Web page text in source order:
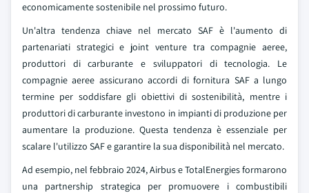
economicamente sostenibile nel prossimo futuro.
Un'altra tendenza chiave nel mercato SAF è l'aumento di
partenariati strategici e joint venture tra compagnie aeree,
produttori di carburante e sviluppatori di tecnologia. Le
compagnie aeree assicurano accordi di fornitura SAF a lungo
termine per soddisfare gli obiettivi di sostenibilità, mentre i
produttori di carburante investono in impianti di produzione per
aumentare la produzione. Questa tendenza è essenziale per
scalare l'utilizzo SAF e garantire la sua disponibilità nel mercato.
Ad esempio, nel febbraio 2024, Airbus e TotalEnergies formarono
una partnership strategica per promuovere i combustibili